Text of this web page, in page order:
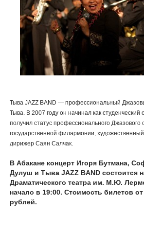
Тыва JAZZ BAND — профессиональный
Тыва. В 2007 году он начинал как студенческий
получил статус профессионального Джазового
государственной филармонии,
дирижер Саян Салчак.
В Абакане концерт Игоря Бутмана,
Дулуш и Тыва JAZZ BAND состоится
Драматического театра им. М.Ю.
начало в 19:00. Стоимость билетов
рублей.